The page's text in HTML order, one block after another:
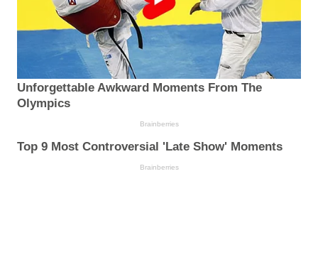
Unforgettable Awkward Moments From The
Olympics
Brainberries
Top 9 Most Controversial 'Late Show' Moments
Brainberries